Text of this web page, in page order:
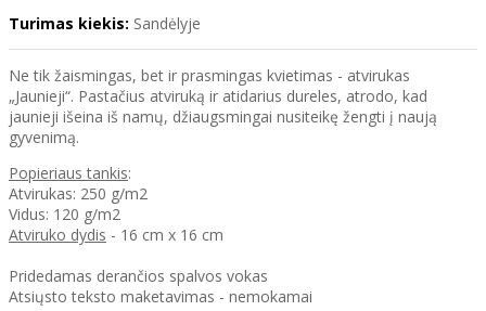
Turimas kiekis: Sandėlyje
Ne tik žaismingas, bet ir prasmingas kvietimas - atvirukas
„Jaunieji“. Pastačius atviruką ir atidarius dureles, atrodo, kad
jaunieji išeina iš namų, džiaugsmingai nusiteikę žengti į naują
gyvenimą.
Popieriaus tankis:
Atvirukas: 250 g/m2
Vidus: 120 g/m2
Atviruko dydis - 16 cm x 16 cm
Pridedamas derančios spalvos vokas
Atsiųsto teksto maketavimas - nemokamai